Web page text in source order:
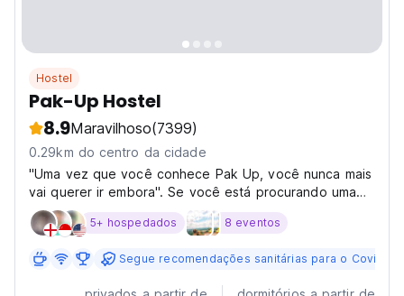
Hostel
Pak-Up Hostel
8.9Maravilhoso(7399)
0.29km do centro da cidade
"Uma vez que você conhece Pak Up, você nunca mais
vai querer ir embora". Se você está procurando uma
experiência em um hostel de primeira classe a uma
distância acessível de todas as atrações de Krabis,
lugar...
5+ hospedados 8 eventos
Segue recomendações sanitárias para o Covid-19